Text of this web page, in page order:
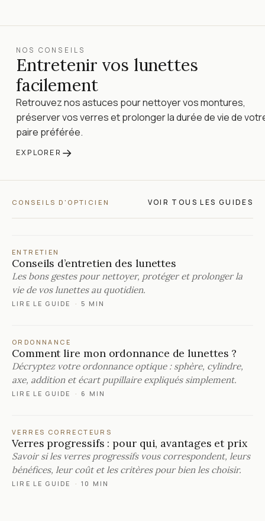
NOS CONSEILS
Entretenir vos lunettes
facilement
Retrouvez nos astuces pour nettoyer vos montures,
préserver vos verres et prolonger la durée de vie de
paire préférée.
EXPLORER →
CONSEILS D'OPTICIEN VOIR TOUS LES GUIDES
ENTRETIEN
Conseils d’entretien des lunettes
Les bons gestes pour nettoyer, protéger et prolonger la
vie de vos lunettes au quotidien.
LIRE LE GUIDE · 5 MIN
ORDONNANCE
Comment lire mon ordonnance de lunettes ?
Décryptez votre ordonnance optique : sphère, cylindre,
axe, addition et écart pupillaire expliqués simplement.
LIRE LE GUIDE · 6 MIN
VERRES CORRECTEURS
Verres progressifs : pour qui, avantages et prix
Savoir si les verres progressifs vous correspondent, leurs
bénéfices, leur coût et les critères pour bien les choisir.
LIRE LE GUIDE · 10 MIN